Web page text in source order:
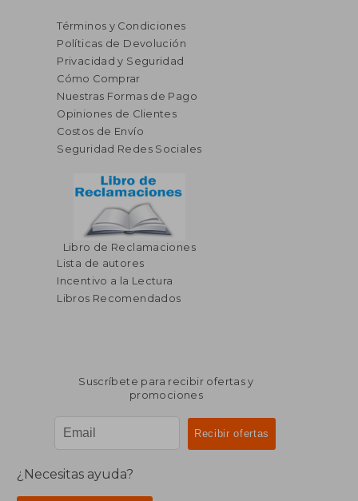
Términos y Condiciones
Políticas de Devolución
Privacidad y Seguridad
Cómo Comprar
Nuestras Formas de Pago
Opiniones de Clientes
Costos de Envío
Seguridad Redes Sociales
Libro de Reclamaciones
Lista de autores
Incentivo a la Lectura
Libros Recomendados
Suscríbete para recibir ofertas y
promociones
¿Necesitas ayuda?